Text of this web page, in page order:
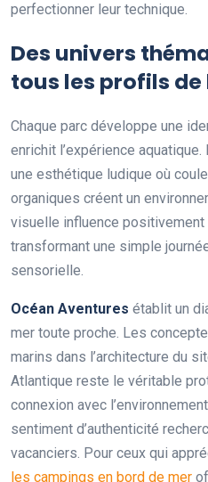
perfectionner leur technique.
Des univers
tous les profils
Chaque parc développe une
enrichit l’expérience aquatique.
une esthétique ludique où
organiques créent un
visuelle influence positivement
transformant une simple
sensorielle.
Océan Aventures établit un
mer toute proche. Les
marins dans l’architecture du
Atlantique reste le véritable
connexion avec
sentiment d’authenticité
vacanciers. Pour ceux qui
les campings en bord de mer